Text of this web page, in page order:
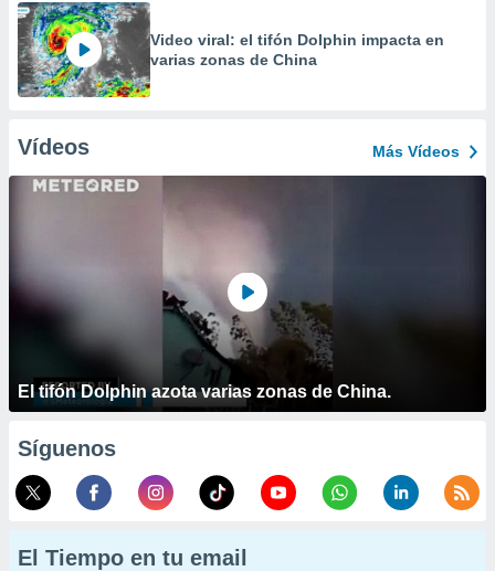
Video viral: el tifón Dolphin impacta en
varias zonas de China
Vídeos Más Vídeos
El tifón Dolphin azota varias zonas de China.
Síguenos
El Tiempo en tu email